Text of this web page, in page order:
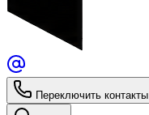
Переключить контакты